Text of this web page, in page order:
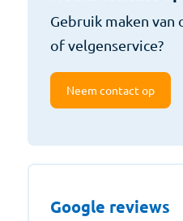
Gebruik maken van
of velgenservice?
Neem contact op
Google reviews